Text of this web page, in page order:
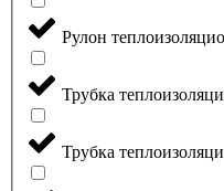
Рулон
Трубка
Трубка